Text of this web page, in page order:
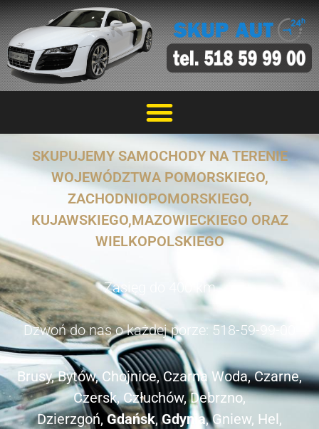
SKUPUJEMY SAMOCHODY NA TERENIE
WOJEWÓDZTWA POMORSKIEGO,
ZACHODNIOPOMORSKIEGO,
KUJAWSKIEGO,MAZOWIECKIEGO ORAZ
WIELKOPOLSKIEGO
Zasięg do 400 km
Dzwoń do nas o każdej porze: 518-59-99-00
Brusy, Bytów, Chojnice, Czarna Woda, Czarne,
Czersk, Człuchów, Debrzno,
Dzierzgoń, Gdańsk, Gdynia, Gniew, Hel,